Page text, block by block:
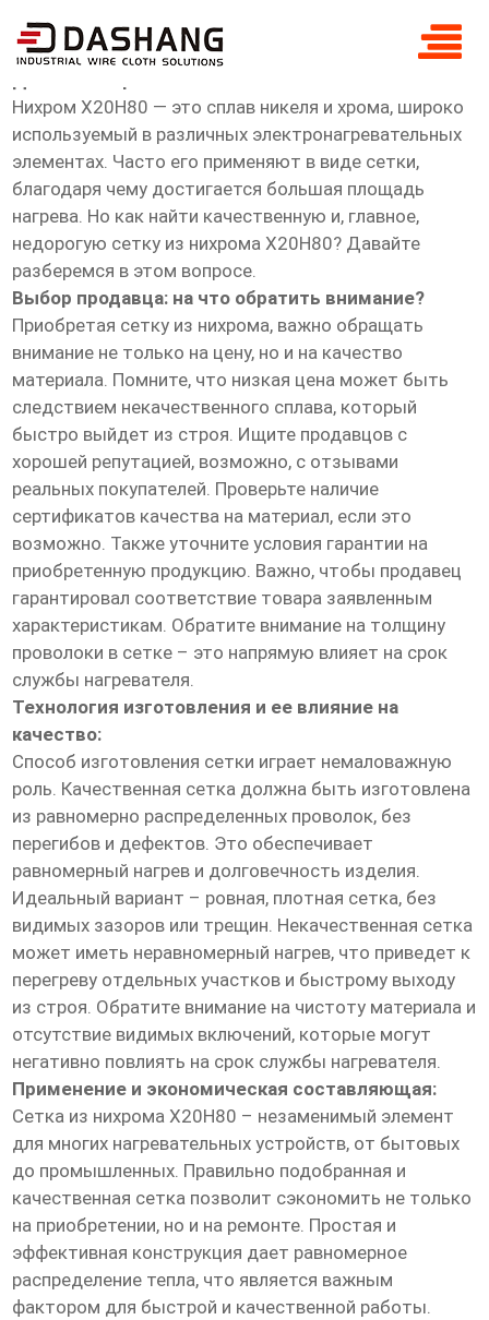
дешево нихром Х20Н80 сетка
Нихром Х20Н80 — это сплав никеля и хрома, широко
используемый в различных электронагревательных
элементах. Часто его применяют в виде сетки,
благодаря чему достигается большая площадь
нагрева. Но как найти качественную и, главное,
недорогую сетку из нихрома Х20Н80? Давайте
разберемся в этом вопросе.
Выбор продавца: на что обратить внимание?
Приобретая сетку из нихрома, важно обращать
внимание не только на цену, но и на качество
материала. Помните, что низкая цена может быть
следствием некачественного сплава, который
быстро выйдет из строя. Ищите продавцов с
хорошей репутацией, возможно, с отзывами
реальных покупателей. Проверьте наличие
сертификатов качества на материал, если это
возможно. Также уточните условия гарантии на
приобретенную продукцию. Важно, чтобы продавец
гарантировал соответствие товара заявленным
характеристикам. Обратите внимание на толщину
проволоки в сетке – это напрямую влияет на срок
службы нагревателя.
Технология изготовления и ее влияние на
качество:
Способ изготовления сетки играет немаловажную
роль. Качественная сетка должна быть изготовлена
из равномерно распределенных проволок, без
перегибов и дефектов. Это обеспечивает
равномерный нагрев и долговечность изделия.
Идеальный вариант – ровная, плотная сетка, без
видимых зазоров или трещин. Некачественная сетка
может иметь неравномерный нагрев, что приведет к
перегреву отдельных участков и быстрому выходу
из строя. Обратите внимание на чистоту материала и
отсутствие видимых включений, которые могут
негативно повлиять на срок службы нагревателя.
Применение и экономическая составляющая:
Сетка из нихрома Х20Н80 – незаменимый элемент
для многих нагревательных устройств, от бытовых
до промышленных. Правильно подобранная и
качественная сетка позволит сэкономить не только
на приобретении, но и на ремонте. Простая и
эффективная конструкция дает равномерное
распределение тепла, что является важным
фактором для быстрой и качественной работы.